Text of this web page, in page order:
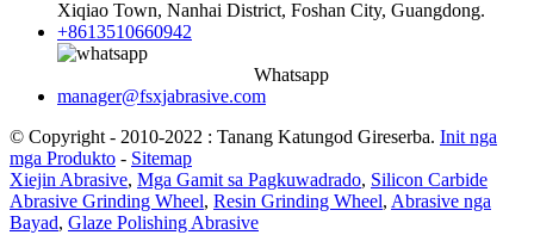
Xiqiao Town, Nanhai District, Foshan City, Guangdong.
+8613510660942
Whatsapp
manager@fsxjabrasive.com
© Copyright - 2010-2022 : Tanang Katungod Gireserba. Init nga
mga Produkto - Sitemap
Xiejin Abrasive, Mga Gamit sa Pagkuwadrado, Silicon Carbide
Abrasive Grinding Wheel, Resin Grinding Wheel, Abrasive nga
Bayad, Glaze Polishing Abrasive